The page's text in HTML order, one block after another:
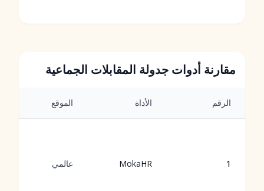
مقارنة أدوات جدولة المقابلات الجماعية
الرقم الأداة الموقع
1
MokaHR عالمي